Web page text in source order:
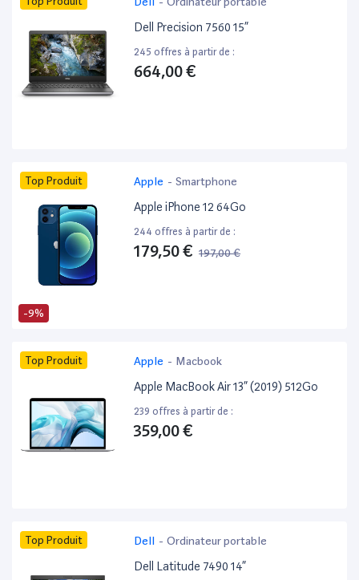
Dell Precision 7560 15”
245 offres à partir de :
664,00 €
-9%
Top Produit Apple - Smartphone
Apple iPhone 12 64Go
244 offres à partir de :
179,50 € 197,00 €
Top Produit Apple - Macbook
Apple MacBook Air 13” (2019) 512Go
239 offres à partir de :
359,00 €
Top Produit Dell - Ordinateur portable
Dell Latitude 7490 14”